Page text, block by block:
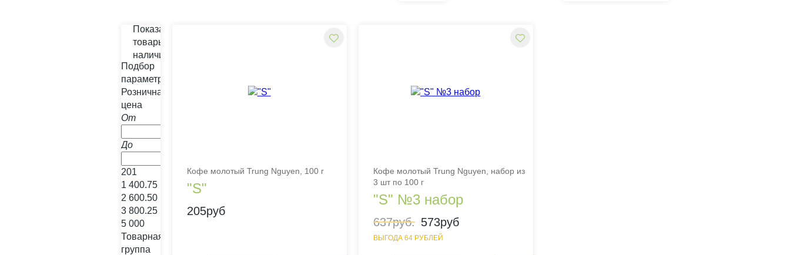
%
Показать
товары в
наличии
Подбор
параметров
Розничная
цена
От
До
201
1 400.75
2 600.50
3 800.25
5 000
Товарная
группа
Кофе молотый Trung Nguyen, 100 г
"S"
205руб
Кофе молотый Trung Nguyen, набор из
3 шт по 100 г
"S" №3 набор
637руб. 573руб
ВЫГОДА 64 РУБЛЕЙ